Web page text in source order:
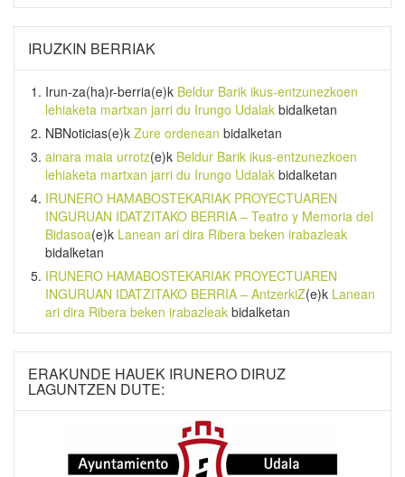
IRUZKIN BERRIAK
Irun-za(ha)r-berria(e)k Beldur Barik ikus-entzunezkoen
lehiaketa martxan jarri du Irungo Udalak bidalketan
NBNoticias(e)k Zure ordenean bidalketan
ainara maia urrotz(e)k Beldur Barik ikus-entzunezkoen
lehiaketa martxan jarri du Irungo Udalak bidalketan
IRUNERO HAMABOSTEKARIAK PROYECTUAREN
INGURUAN IDATZITAKO BERRIA – Teatro y Memoria del
Bidasoa(e)k Lanean ari dira Ribera beken irabazleak
bidalketan
IRUNERO HAMABOSTEKARIAK PROYECTUAREN
INGURUAN IDATZITAKO BERRIA – AntzerkiZ(e)k Lanean
ari dira Ribera beken irabazleak bidalketan
ERAKUNDE HAUEK IRUNERO DIRUZ
LAGUNTZEN DUTE: